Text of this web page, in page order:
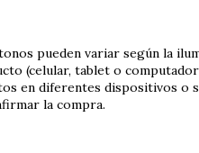
pueden variar según la
(celular, tablet o
en diferentes dispositivos o
la compra.